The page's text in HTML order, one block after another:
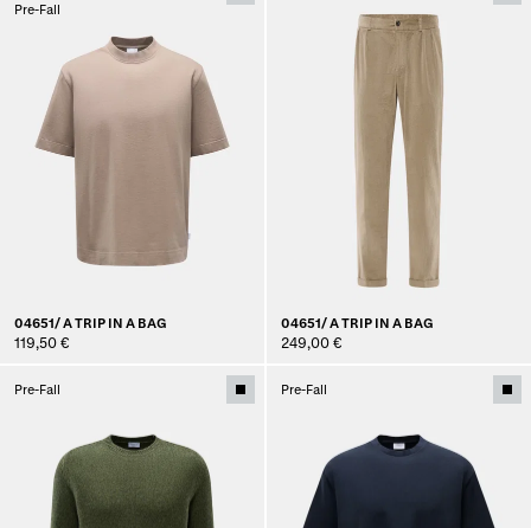
Pre-Fall
04651/ A TRIP IN A BAG
119,50 €
04651/ A TRIP IN A BAG
249,00 €
Pre-Fall Pre-Fall